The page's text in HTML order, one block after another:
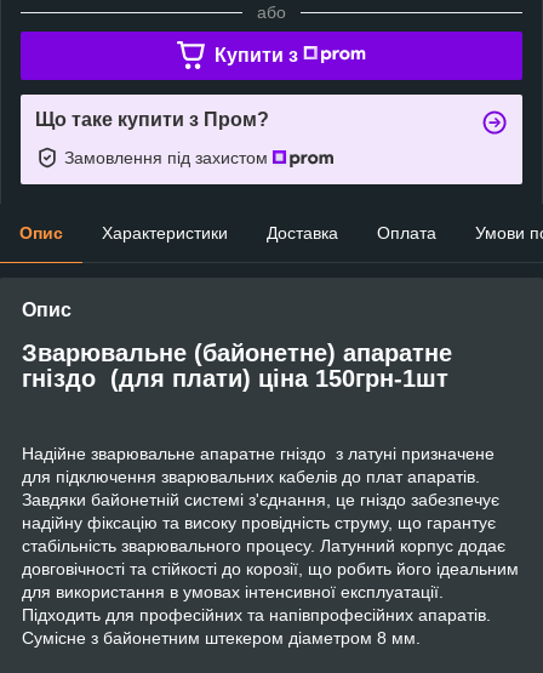
або
Купити з
Що таке купити з Пром?
Замовлення під захистом
Опис Характеристики Доставка Оплата Умови
Опис
Зварювальне (байонетне) апаратне
гніздо (для плати) ціна 150грн-1шт
Надійне зварювальне апаратне гніздо з латуні призначене
для підключення зварювальних кабелів до плат апаратів.
Завдяки байонетній системі з'єднання, це гніздо забезпечує
надійну фіксацію та високу провідність струму, що гарантує
стабільність зварювального процесу. Латунний корпус додає
довговічності та стійкості до корозії, що робить його ідеальним
для використання в умовах інтенсивної експлуатації.
Підходить для професійних та напівпрофесійних апаратів.
Сумісне з байонетним штекером діаметром 8 мм.